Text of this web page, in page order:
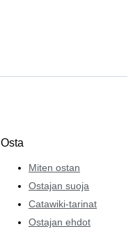
Osta
Miten ostan
Ostajan suoja
Catawiki-tarinat
Ostajan ehdot